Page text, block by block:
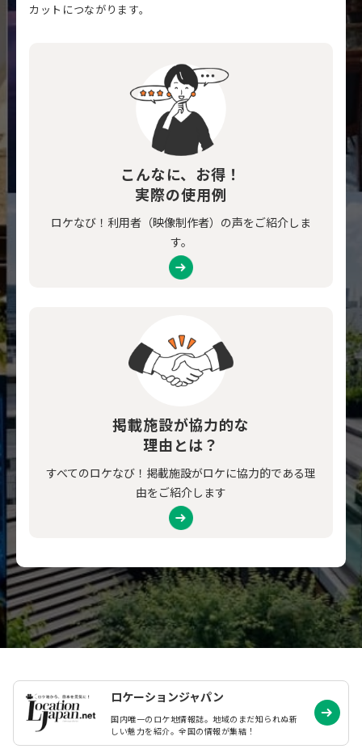
カットにつながります。
こんなに、お得！
実際の使用例
ロケなび！利用者（映像制作者）の声をご紹介しま
す。
掲載施設が協力的な
理由とは？
すべてのロケなび！掲載施設がロケに協力的である理
由をご紹介します
ロケーションジャパン
国内唯一のロケ地情報誌。地域のまだ知られぬ新
しい魅力を紹介。全国の情報が集結！